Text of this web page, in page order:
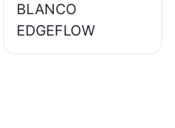
BLANCO
EDGEFLOW